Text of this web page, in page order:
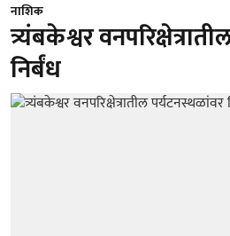
नाशिक
त्र्यंबकेश्वर
निर्बंध